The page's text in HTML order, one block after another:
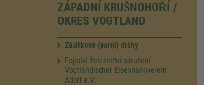
ZÁPADNÍ KRUŠNOHOŘÍ /
OKRES VOGTLAND
Zážitkové (parní) dráhy
Fojtské železniční sdružení
Vogtländischer Eisenbahnverein
Adorf e.V.